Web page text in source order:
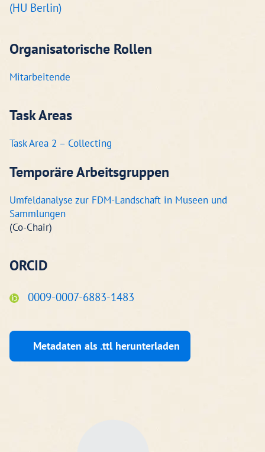
(HU Berlin)
Organisatorische Rollen
Mitarbeitende
Task Areas
Task Area 2 – Collecting
Temporäre Arbeitsgruppen
Umfeldanalyse zur FDM-Landschaft in Museen und
Sammlungen
(Co-Chair)
ORCID
0009-0007-6883-1483
Metadaten als .ttl herunterladen